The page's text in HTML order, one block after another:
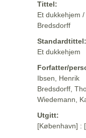
Tittel:
Et dukkehjem
Bredsdorff
Standardtittel:
Et dukkehjem
Forfatter/
Ibsen, Henrik
Bredsdorff,
Wiedemann,
Utgitt:
[København] :